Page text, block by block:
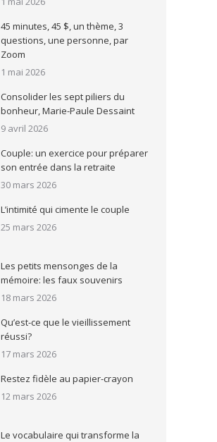
45 minutes, 45 $, un thème, 3
questions, une personne, par
Zoom
1 mai 2026
Consolider les sept piliers du
bonheur, Marie-Paule Dessaint
9 avril 2026
Couple: un exercice pour préparer
son entrée dans la retraite
30 mars 2026
L’intimité qui cimente le couple
25 mars 2026
Les petits mensonges de la
mémoire: les faux souvenirs
18 mars 2026
Qu’est-ce que le vieillissement
réussi?
17 mars 2026
Restez fidèle au papier-crayon
12 mars 2026
Le vocabulaire qui transforme la